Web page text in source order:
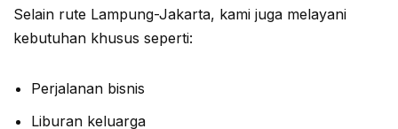
Selain rute Lampung-Jakarta, kami juga melayani
kebutuhan khusus seperti:
Perjalanan bisnis
Liburan keluarga